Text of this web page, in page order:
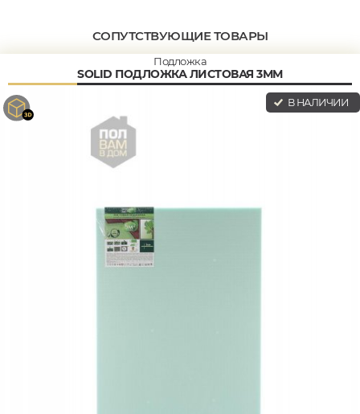
СОПУТСТВУЮЩИЕ ТОВАРЫ
Подложка
SOLID ПОДЛОЖКА ЛИСТОВАЯ 3ММ
В НАЛИЧИИ